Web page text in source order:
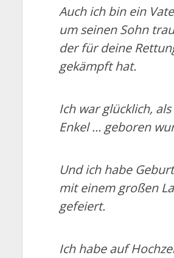
Auch ich bin ein
um seinen Sohn
der für deine
gekämpft hat.
Ich war glücklich,
Enkel … geboren
Und ich habe
mit einem großen
gefeiert.
Ich habe auf